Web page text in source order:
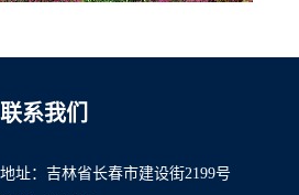
联系我们
地址：吉林省长春市建设街2199号